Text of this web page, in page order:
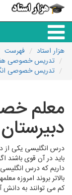
هزار استاد فهرست
تدریس خصوصی
تدریس خصوصی
معلم
دبیرستان
درس انگلیسی یکی از
باید در آن قوی باشند
داریم که درس
بالاتر بروند امروزه
کم می توانند به